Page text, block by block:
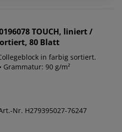
TOUCH, liniert /
80 Blatt
in farbig sortiert.
Grammatur: 90 g/m²
Nr. H279395027-76247